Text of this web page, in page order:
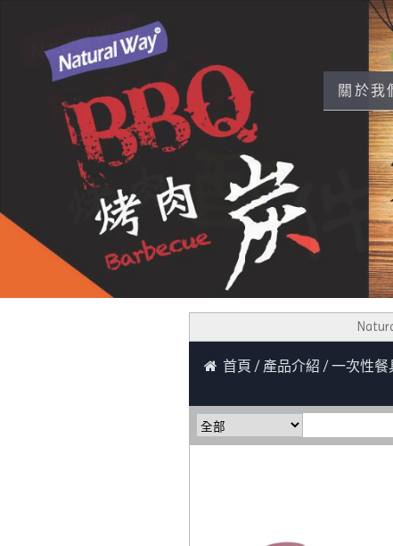
關於我
Natural
首頁 產品介紹 一次性餐